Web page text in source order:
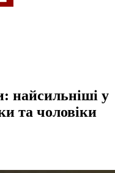
найсильніші у
та чоловіки